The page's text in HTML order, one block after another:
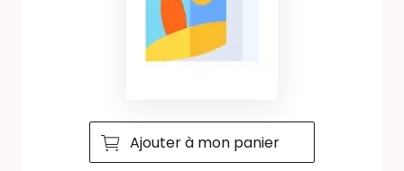
Ajouter à mon panier